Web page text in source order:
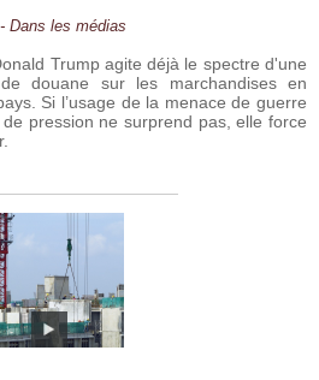
- Dans les médias
Trump agite déjà le spectre d'une
douane sur les marchandises en
Si l’usage de la menace de guerre
pression ne surprend pas, elle force